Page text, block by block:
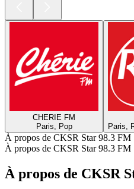
CHERIE FM
Paris, Pop
Paris,
À propos de CKSR Star 98.3 FM
À propos de CKSR Star 98.3 FM
À propos de CKSR